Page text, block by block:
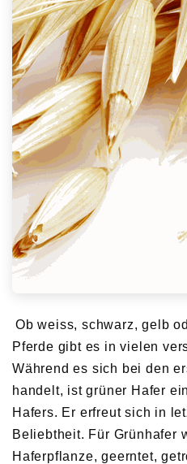
Ob weiss, schwarz, gelb
Pferde gibt es in vielen
Während es sich bei den
handelt, ist grüner Hafer
Hafers. Er erfreut sich in
Beliebtheit. Für Grünhafer
Haferpflanze, geerntet,